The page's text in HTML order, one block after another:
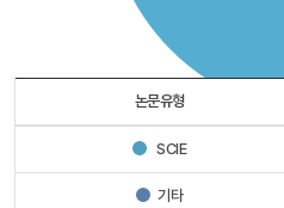
논문유형
SCIE
기타